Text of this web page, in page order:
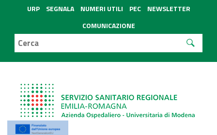
URP SEGNALA NUMERI UTILI PEC
NEWSLETTER
COMUNICAZIONE